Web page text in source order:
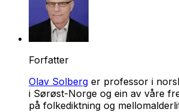
Forfatter
Olav Solberg er professor i
i Sørøst-Norge og ein av våre
på folkediktning og